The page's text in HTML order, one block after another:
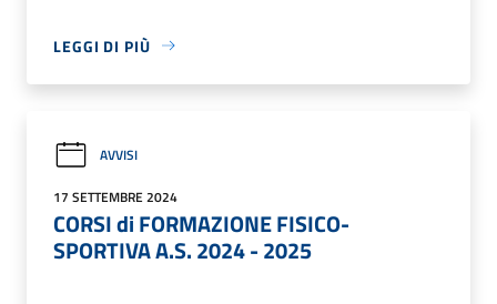
LEGGI DI PIÙ
AVVISI
17 SETTEMBRE 2024
CORSI di FORMAZIONE FISICO-
SPORTIVA A.S. 2024 - 2025